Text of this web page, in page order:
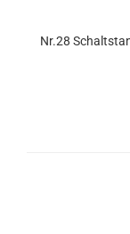
Nr.28